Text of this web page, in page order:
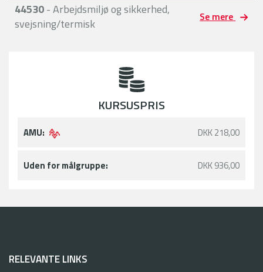
44530- Arbejdsmiljø og sikkerhed,
svejsning/termisk
Se mere
KURSUSPRIS
AMU: DKK 218,00
Uden for målgruppe: DKK 936,00
RELEVANTE LINKS